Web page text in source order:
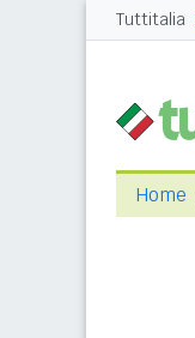
Tuttitalia
Home